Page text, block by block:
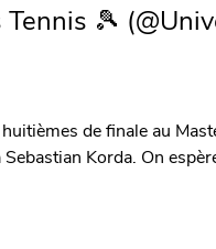
🎾
de finale au
Korda. On